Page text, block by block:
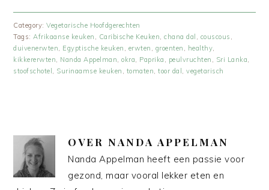
Category:Vegetarische Hoofdgerechten
Tags:Afrikaanse keuken , Caribische Keuken,chana dal , couscous ,
duivenerwten, Egyptische keuken , erwten , groenten , healthy,
kikkererwten, Nanda Appelman,okra, Paprika , peulvruchten , Sri Lanka,
stoofschotel, Surinaamse keuken , tomaten,toor dal,vegetarisch
OVER NANDA APPELMAN
Nanda Appelman heeft een passie voor
gezond, maar vooral lekker eten en